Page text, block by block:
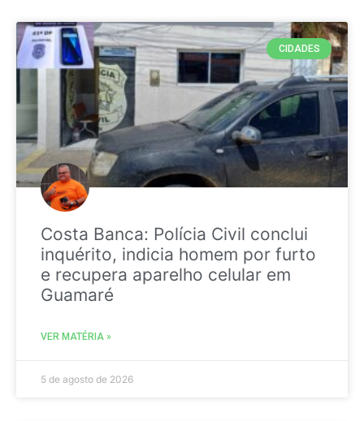
CIDADES
Costa Banca: Polícia Civil conclui
inquérito, indicia homem por furto
e recupera aparelho celular em
Guamaré
VER MATÉRIA »
5 de agosto de 2026